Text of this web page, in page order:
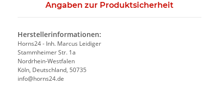
Angaben zur Produktsicherheit
Herstellerinformationen:
Horns24 - Inh. Marcus Leidiger
Stammheimer Str. 1a
Nordrhein-Westfalen
Köln, Deutschland, 50735
info@horns24.de